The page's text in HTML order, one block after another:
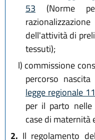
53 (Norme
dell'attività di
tessuti);
l) commissione
percorso
legge regionale
per il parto nelle
case di maternità
2. Il regolamento